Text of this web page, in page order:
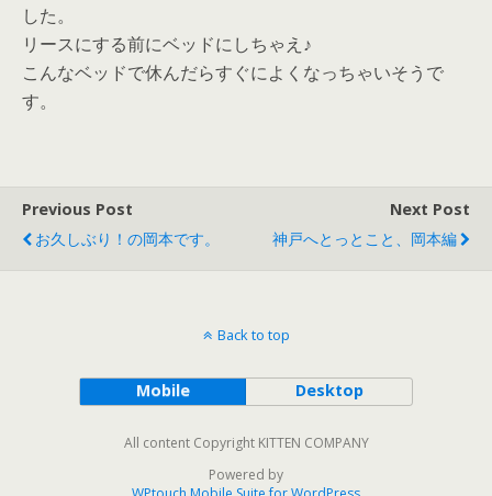
した。
リースにする前にベッドにしちゃえ♪
こんなベッドで休んだらすぐによくなっちゃいそうで
す。
Previous Post
お久しぶり！の岡本です。
Next Post
神戸へとっとこと、岡本編
Back to top
Mobile Desktop
All content Copyright KITTEN COMPANY
Powered by